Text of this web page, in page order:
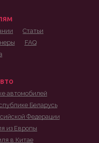
Статьи
FAQ
автомобилей
Беларусь
Федерации
из Европы
в Китае